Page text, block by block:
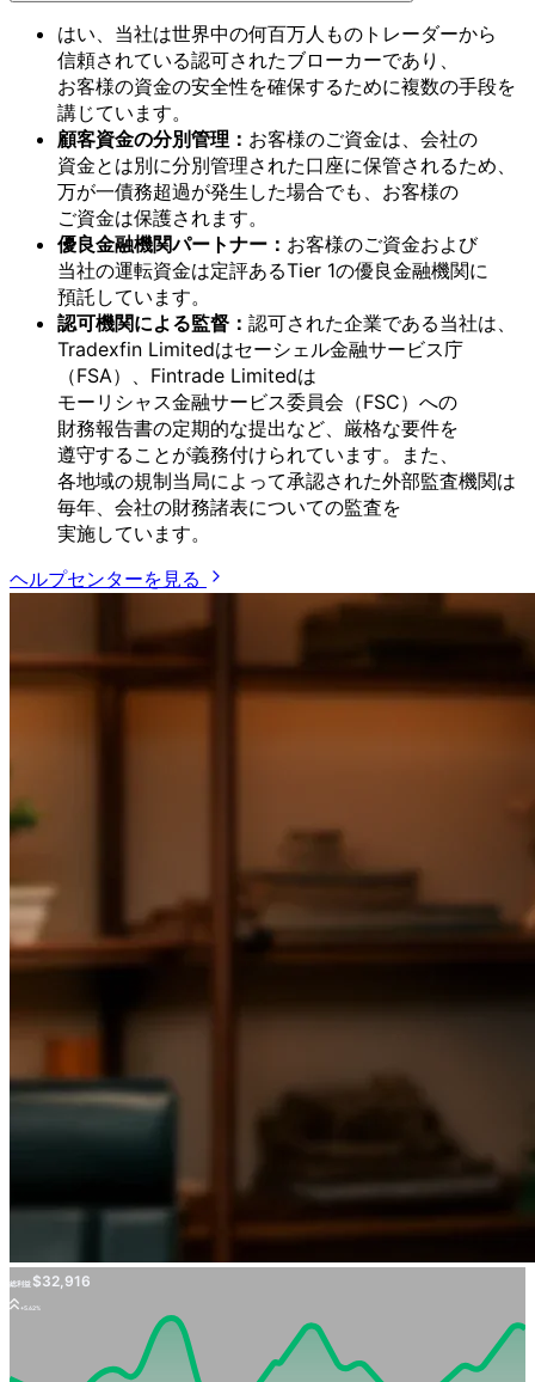
はい、 当社は世界中の何百万人もの トレーダーから
信頼されている認可されたブローカーであり、
お客様の資金の安全性を確保するために複数の手段を
講じています。
顧客資金の分別管理： お客様のご資金は、 会社の
資金とは別に分別管理された口座に保管されるため、
万が一債務超過が発生した場合でも、 お客様の
ご資金は保護されます。
優良金融機関パートナー： お客様のご資金および
当社の運転資金は定評あるTier 1の優良金融機関に
預託しています。
認可機関による監督： 認可された企業である当社は、
Tradexfin Limitedはセーシェル金融サービス庁
（FSA）、 Fintrade Limitedは
モーリシャス金融サービス委員会 （FSC） への
財務報告書の定期的な提出など、 厳格な要件を
遵守する ことが義務付けられています。
また、
各地域の規制当局によって承認された外部監査機関は
毎年、 会社の財務諸表についての監査を
実施しています。
ヘルプセンターを見る
総利益 $32,916
+5.62%